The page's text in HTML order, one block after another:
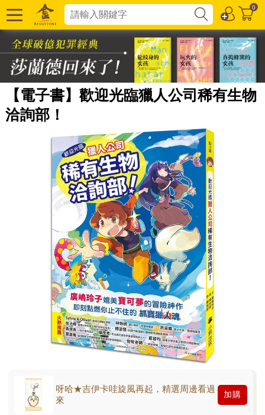
0
【電子書】歡迎光臨獵人公司稀有生物
洽詢部！
呀哈★吉伊卡哇旋風再起，精選周邊看過
來
加購